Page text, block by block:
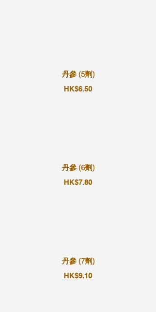
丹參 (5劑)
HK$6.50
丹參 (6劑)
HK$7.80
丹參 (7劑)
HK$9.10